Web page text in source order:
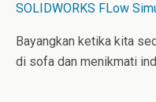
SOLIDWORKS FLow
Bayangkan ketika kita
di sofa dan menikmati